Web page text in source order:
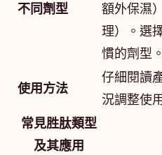
不同劑型
額外保濕
理）。選
慣的劑型。
使用方法
仔細閱讀
況調整使
常見胜肽類型
及其應用